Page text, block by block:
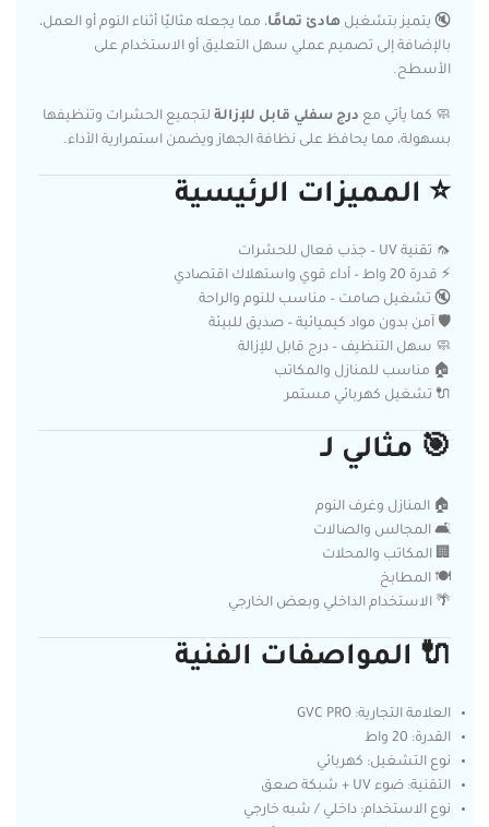
🔇 يتميز بتشغيل هادئ تمامًا، مما يجعله مثاليًا أثناء النوم أو العمل،
بالإضافة إلى تصميم عملي سهل التعليق أو الاستخدام على
الأسطح.
🧼 كما يأتي مع درج سفلي قابل للإزالة لتجميع الحشرات وتنظيفها
بسهولة، مما يحافظ على نظافة الجهاز ويضمن استمرارية الأداء.
⭐ المميزات الرئيسية
🦟 تقنية UV – جذب فعال للحشرات
⚡ قدرة 20 واط – أداء قوي واستهلاك اقتصادي
🔇 تشغيل صامت – مناسب للنوم والراحة
🛡️ آمن بدون مواد كيميائية – صديق للبيئة
🧼 سهل التنظيف – درج قابل للإزالة
🏠 مناسب للمنازل والمكاتب
🔌 تشغيل كهربائي مستمر
🎯 مثالي لـ
🏠 المنازل وغرف النوم
🛋️ المجالس والصالات
🏢 المكاتب والمحلات
🍽️ المطابخ
🌴 الاستخدام الداخلي وبعض الخارجي
🔌 المواصفات الفنية
العلامة التجارية: GVC PRO
القدرة: 20 واط
نوع التشغيل: كهربائي
التقنية: ضوء UV + شبكة صعق
نوع الاستخدام: داخلي / شبه خارجي